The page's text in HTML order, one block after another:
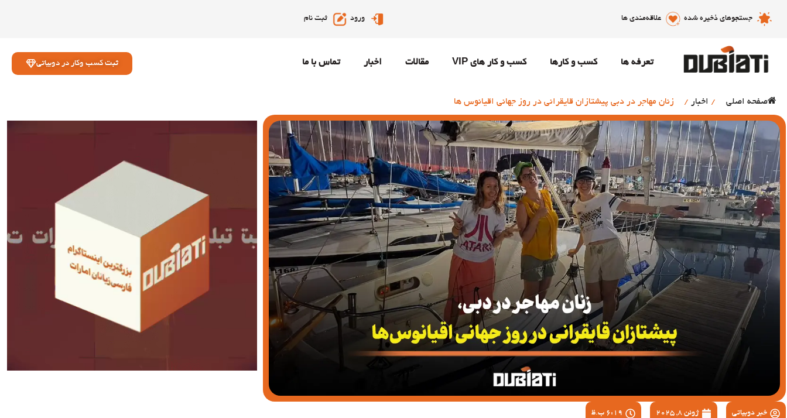
جستجوهای ذخیره شده علاقه‌مندی ها ورود ثبت نام
تعرفه ها کسب و کارها کسب و کار های VIP مقالات اخبار تماس با ما ثبت کسب وکار در دوبیاتی
صفحه اصلی / اخبار / زنان مهاجر در دبی پیشتازان قایقرانی در روز جهانی اقیانوس ها
خبر دوبیاتی ژوئن 8, 2025 6:19 ب.ظ